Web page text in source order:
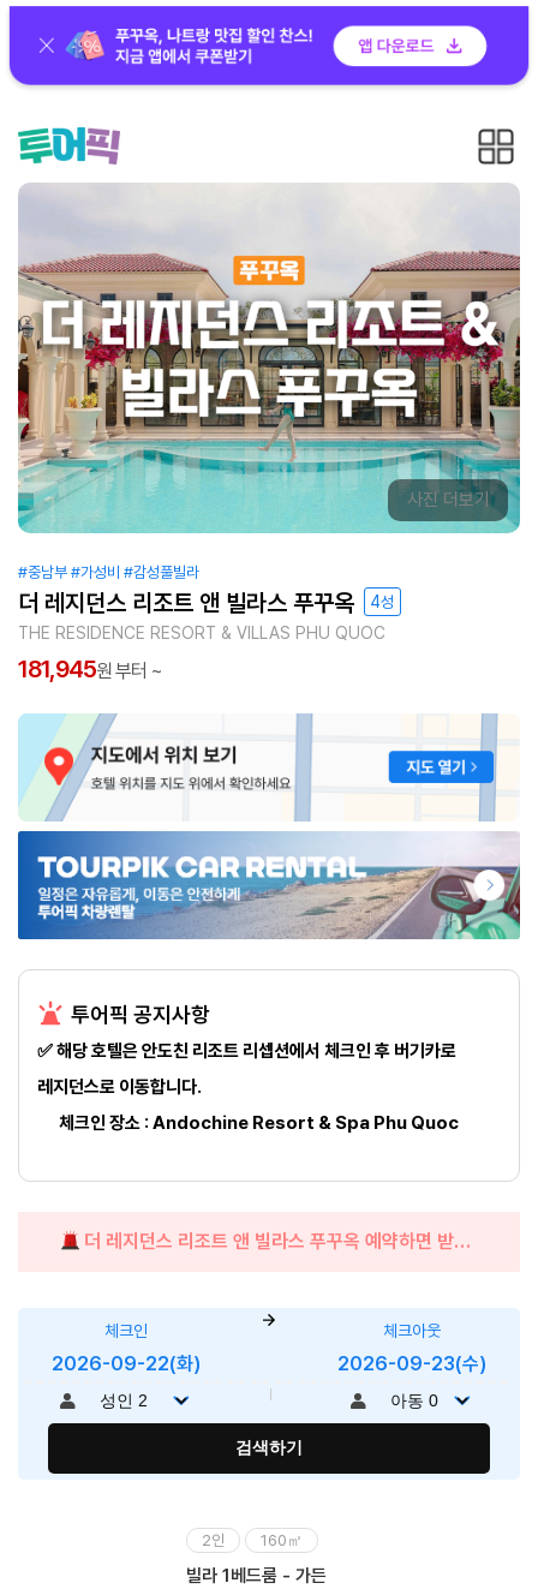
사진 더보기
#중남부 #가성비 #감성풀빌라
더 레지던스 리조트 앤 빌라스 푸꾸옥
4성
THE RESIDENCE RESORT & VILLAS PHU QUOC
181,945원 부터 ~
투어픽 공지사항
✅ 해당 호텔은 안도친 리조트 리셉션에서 체크인 후 버기카로
레지던스로 이동합니다.
체크인 장소 : Andochine Resort & Spa Phu Quoc
더 레지던스 리조트 앤 빌라스 푸꾸옥 예약하면 받을
체크인
2026-09-22(화)
체크아웃
2026-09-23(수)
검색하기
2인 160㎡
빌라 1베드룸 - 가든